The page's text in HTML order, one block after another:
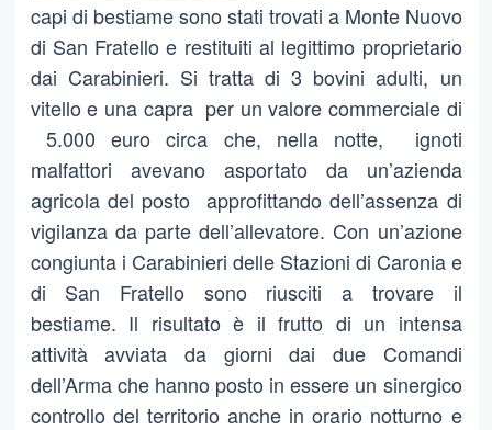
capi di bestiame sono stati trovati a Monte Nuovo
di San Fratello e restituiti al legittimo proprietario
dai Carabinieri. Si tratta di 3 bovini adulti, un
vitello e una capra per un valore commerciale di
5.000 euro circa che, nella notte, ignoti
malfattori avevano asportato da un’azienda
agricola del posto approfittando dell’assenza di
vigilanza da parte dell’allevatore. Con un’azione
congiunta i Carabinieri delle Stazioni di Caronia e
di San Fratello sono riusciti a trovare il
bestiame. Il risultato è il frutto di un intensa
attività avviata da giorni dai due Comandi
dell’Arma che hanno posto in essere un sinergico
controllo del territorio anche in orario notturno e